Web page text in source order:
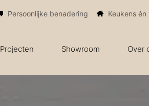
Persoonlijke benadering Keukens
Projecten Showroom Over